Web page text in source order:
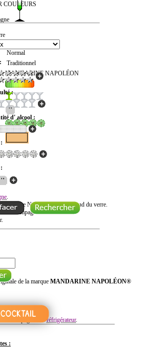
COULEURS
:
d' alcool :
Normal
Traditionnel
MANDARINE NAPOLÉON
.
Napoléon" dans le fond du verre.
"Champagne".
de la marque MANDARINE NAPOLÉON®
Cocktail.
"Champagne" auréfrigérateur.
: